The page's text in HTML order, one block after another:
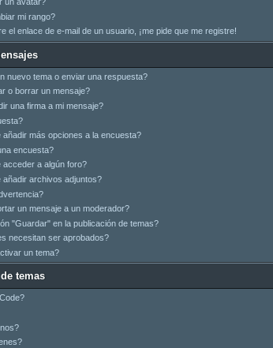
mi rango?
el enlace de e-mail de un usuario, ¡me pide que me registre!
nuevo tema o enviar una respuesta?
o borrar un mensaje?
una firma a mi mensaje?
añadir más opciones a la encuesta?
encuesta?
acceder a algún foro?
añadir archivos adjuntos?
un mensaje a un moderador?
"Guardar" en la publicación de temas?
necesitan ser aprobados?
un tema?
temas